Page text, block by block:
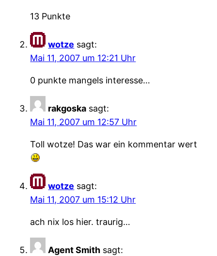
13 Punkte
wotze sagt:
Mai 11, 2007 um 12:21 Uhr
0 punkte mangels interesse…
rakgoska sagt:
Mai 11, 2007 um 12:57 Uhr
Toll wotze! Das war ein kommentar wert
wotze sagt:
Mai 11, 2007 um 15:12 Uhr
ach nix los hier. traurig…
Agent Smith sagt: